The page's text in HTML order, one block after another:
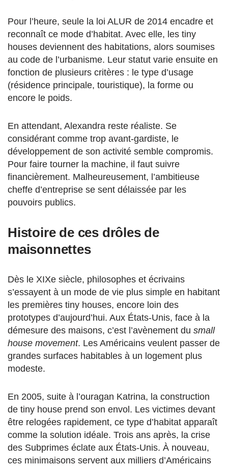
Pour l’heure, seule la loi ALUR de 2014 encadre et
reconnaît ce mode d’habitat. Avec elle, les tiny
houses deviennent des habitations, alors soumises
au code de l’urbanisme. Leur statut varie ensuite en
fonction de plusieurs critères : le type d’usage
(résidence principale, touristique), la forme ou
encore le poids.
En attendant, Alexandra reste réaliste. Se
considérant comme trop avant-gardiste, le
développement de son activité semble compromis.
Pour faire tourner la machine, il faut suivre
financièrement. Malheureusement, l’ambitieuse
cheffe d’entreprise se sent délaissée par les
pouvoirs publics.
Histoire de ces drôles de
maisonnettes
Dès le XIXe siècle, philosophes et écrivains
s’essayent à un mode de vie plus simple en habitant
les premières tiny houses, encore loin des
prototypes d’aujourd’hui. Aux États-Unis, face à la
démesure des maisons, c’est l’avènement du small
house movement. Les Américains veulent passer de
grandes surfaces habitables à un logement plus
modeste.
En 2005, suite à l’ouragan Katrina, la construction
de tiny house prend son envol. Les victimes devant
être relogées rapidement, ce type d’habitat apparaît
comme la solution idéale. Trois ans après, la crise
des Subprimes éclate aux États-Unis. À nouveau,
ces minimaisons servent aux milliers d’Américains